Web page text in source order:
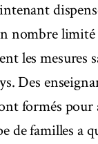
nombre limité
les mesures
Des
formés pour
de familles a